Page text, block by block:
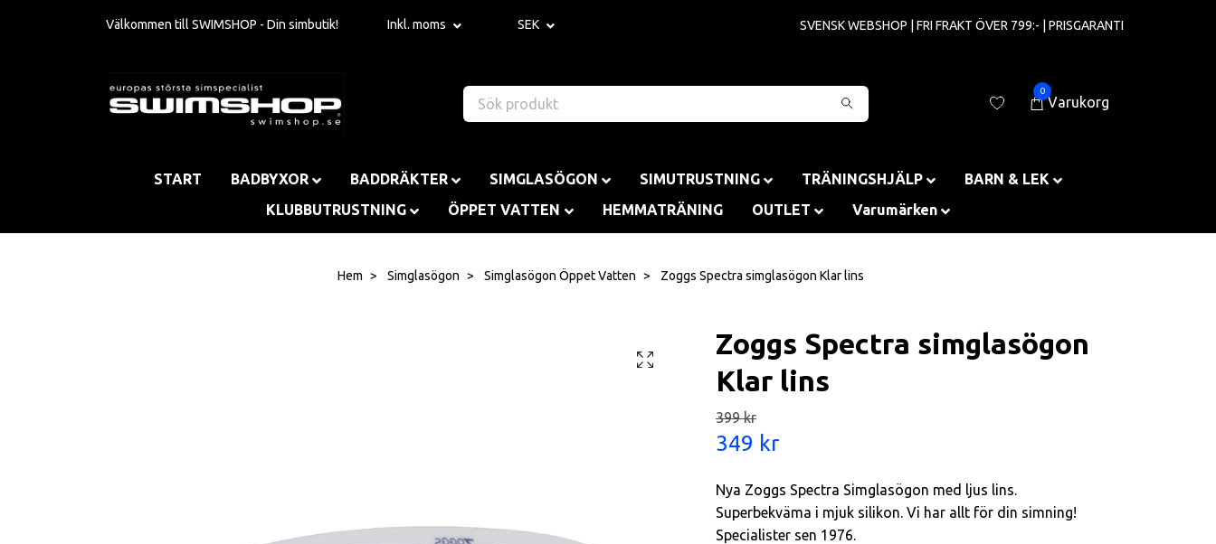
Välkommen till SWIMSHOP - Din simbutik! Inkl. moms SEK SVENSK WEBSHOP | FRI FRAKT ÖVER 799:- | PRISGARANTI
0
Varukorg
START BADBYXOR BADDRÄKTER SIMGLASÖGON SIMUTRUSTNING TRÄNINGSHJÄLP
BARN & LEK
KLUBBUTRUSTNING
ÖPPET VATTEN HEMMATRÄNING OUTLET Varumärken
Hem Simglasögon Simglasögon Öppet Vatten Zoggs Spectra simglasögon Klar lins
Zoggs Spectra simglasögon
Klar lins
399 kr
349 kr
Nya Zoggs Spectra Simglasögon med ljus lins.
Superbekväma i mjuk silikon. Vi har allt för din simning!
Specialister sen 1976.